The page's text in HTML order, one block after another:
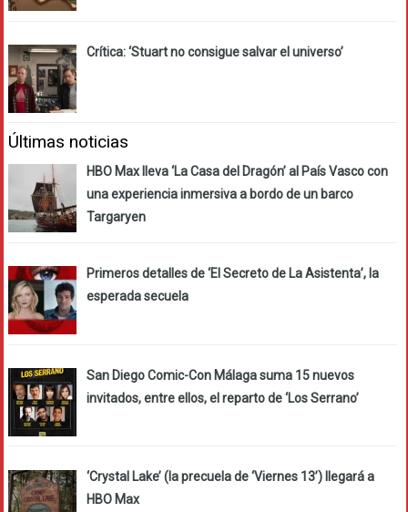
Crítica: ‘Stuart no consigue salvar el universo’
Últimas noticias
HBO Max lleva ‘La Casa del Dragón’ al País Vasco con
una experiencia inmersiva a bordo de un barco
Targaryen
Primeros detalles de ‘El Secreto de La Asistenta’, la
esperada secuela
San Diego Comic-Con Málaga suma 15 nuevos
invitados, entre ellos, el reparto de ‘Los Serrano’
‘Crystal Lake’ (la precuela de ‘Viernes 13’) llegará a
HBO Max